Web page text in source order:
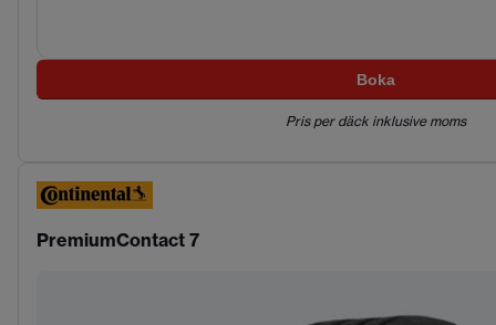
Boka
Pris per däck inklusive moms
PremiumContact 7